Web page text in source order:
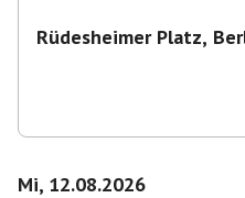
Rüdesheimer Platz,
Mi, 12.08.2026